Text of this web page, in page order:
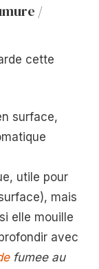
/
cette
surface,
utile pour
mais
elle mouille
avec
fumee au